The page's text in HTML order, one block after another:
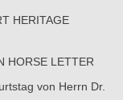
HERITAGE
HORSE LETTER
von Herrn Dr.